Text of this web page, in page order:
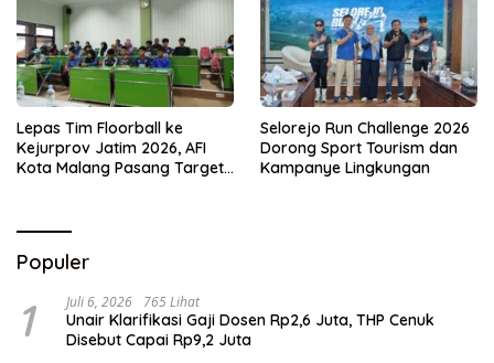
Lepas Tim Floorball ke
Kejurprov Jatim 2026, AFI
Kota Malang Pasang Target
Selorejo Run Challenge 2026
Dorong Sport Tourism dan
Kampanye Lingkungan
Populer
1 Juli 6, 2026 765 Lihat
Unair Klarifikasi Gaji Dosen Rp2,6 Juta, THP Cenuk
Disebut Capai Rp9,2 Juta